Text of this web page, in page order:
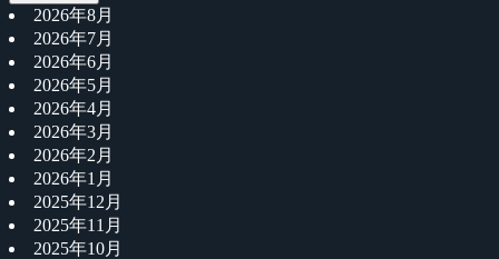
2026年8月
2026年7月
2026年6月
2026年5月
2026年4月
2026年3月
2026年2月
2026年1月
2025年12月
2025年11月
2025年10月